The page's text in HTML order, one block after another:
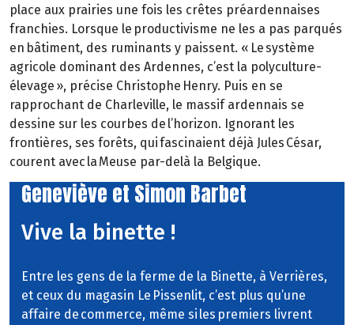
place aux prairies une fois les crêtes préardennaises
franchies. Lorsque le productivisme ne les a pas parqués
en bâtiment, des ruminants y paissent. « Le système
agricole dominant des Ardennes, c’est la polyculture-
élevage », précise Christophe Henry. Puis en se
rapprochant de Charleville, le massif ardennais se
dessine sur les courbes de l’horizon. Ignorant les
frontières, ses forêts, qui fascinaient déjà Jules César,
courent avec la Meuse par-delà la Belgique.
Geneviève et Simon Barbet
Vive la binette !
Entre les gens de la ferme de la Binette, à Verrières,
et ceux du magasin Le Pissenlit, c’est plus qu’une
affaire de commerce, même si les premiers livrent